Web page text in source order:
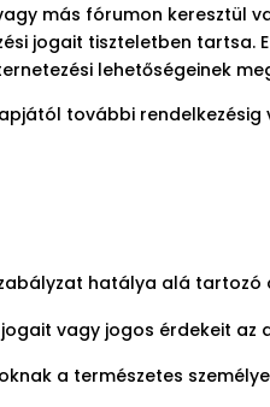
más fórumon keresztül
jogait tiszteletben tartsa.
lehetőségeinek
további
hatálya alá
vagy jogos érdekeit az
a természetes